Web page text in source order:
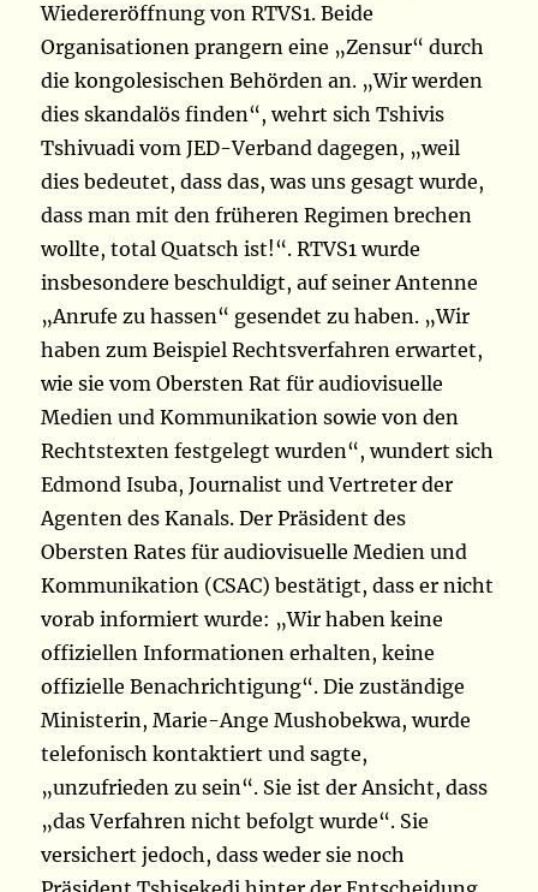
Wiedereröffnung von RTVS1. Beide
Organisationen prangern eine „Zensur“ durch
die kongolesischen Behörden an. „Wir werden
dies skandalös finden“, wehrt sich Tshivis
Tshivuadi vom JED-Verband dagegen, „weil
dies bedeutet, dass das, was uns gesagt wurde,
dass man mit den früheren Regimen brechen
wollte, total Quatsch ist!“. RTVS1 wurde
insbesondere beschuldigt, auf seiner Antenne
„Anrufe zu hassen“ gesendet zu haben. „Wir
haben zum Beispiel Rechtsverfahren erwartet,
wie sie vom Obersten Rat für audiovisuelle
Medien und Kommunikation sowie von den
Rechtstexten festgelegt wurden“, wundert sich
Edmond Isuba, Journalist und Vertreter der
Agenten des Kanals. Der Präsident des
Obersten Rates für audiovisuelle Medien und
Kommunikation (CSAC) bestätigt, dass er nicht
vorab informiert wurde: „Wir haben keine
offiziellen Informationen erhalten, keine
offizielle Benachrichtigung“. Die zuständige
Ministerin, Marie-Ange Mushobekwa, wurde
telefonisch kontaktiert und sagte,
„unzufrieden zu sein“. Sie ist der Ansicht, dass
„das Verfahren nicht befolgt wurde“. Sie
versichert jedoch, dass weder sie noch